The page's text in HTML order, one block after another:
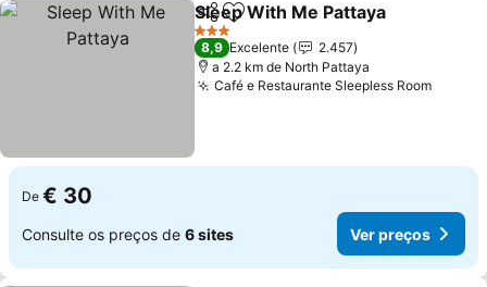
PartilharAdicionar aos favoritos
Sleep With Me Pattaya
3 Estrelas
8,9 Excelente
2.457
a 2.2 km de North Pattaya
Café e Restaurante Sleepless RoomVer
De € 30
Consulte os preços de 6 sites Ver preços